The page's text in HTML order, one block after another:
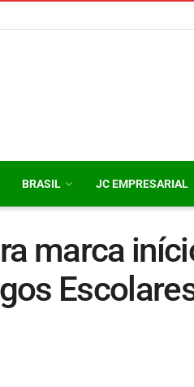
BRASIL JC EMPRESARIAL
marca